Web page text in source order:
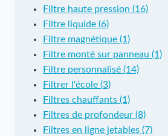
Filtre haute pression (16)
Filtre liquide (6)
Filtre magnétique (1)
Filtre monté sur panneau (1)
Filtre personnalisé (14)
Filtrer l'école (3)
Filtres chauffants (1)
Filtres de profondeur (8)
Filtres en ligne jetables (7)